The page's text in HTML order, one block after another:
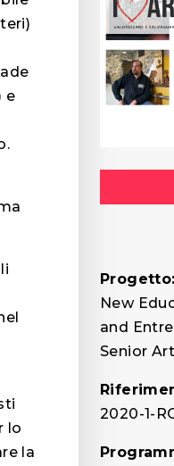
e
lo
la
Progetto:
New
and
Senior
2020-1-